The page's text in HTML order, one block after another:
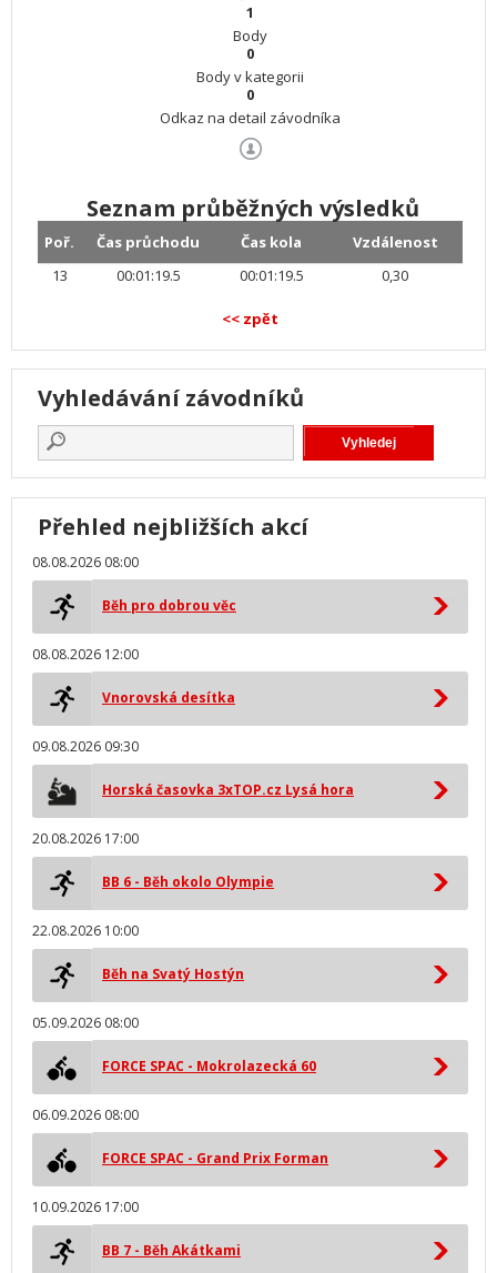
1
Body
0
Body v kategorii
0
Odkaz na detail závodníka
Seznam průběžných výsledků
Poř. Čas průchodu Čas kola
Vzdálenost
13
00:01:19.5 00:01:19.5 0,30
<< zpět
Vyhledávání závodníků
Přehled nejbližších akcí
08.08.2026 08:00
Běh pro dobrou věc
08.08.2026 12:00
Vnorovská desítka
09.08.2026 09:30
Horská časovka 3xTOP.cz Lysá hora
20.08.2026 17:00
BB 6 - Běh okolo Olympie
22.08.2026 10:00
Běh na Svatý Hostýn
05.09.2026 08:00
FORCE SPAC - Mokrolazecká 60
06.09.2026 08:00
FORCE SPAC - Grand Prix Forman
10.09.2026 17:00
BB 7 - Běh Akátkami